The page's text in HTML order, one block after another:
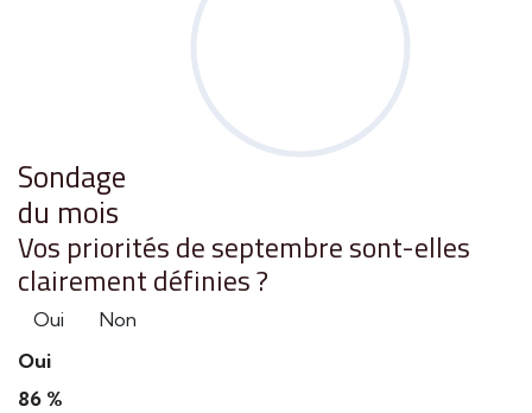
Sondage
du mois
Vos priorités de septembre sont-elles
clairement définies ?
Oui
Non
Oui
86 %